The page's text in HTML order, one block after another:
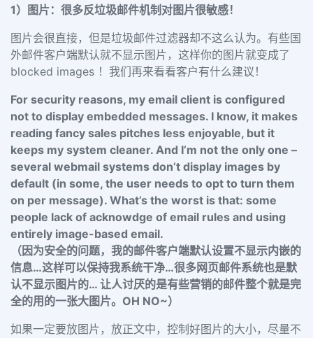
1）图片：很多反垃圾邮件机制对图片很敏感！
图片会很直接，但是垃圾邮件过滤器却不这么认为。有些国
外邮件客户端默认就不显示图片，这样你的图片就变成了
blocked images ！我们再来看看客户有什么建议！
For security reasons, my email client is configured
not to display embedded messages. I know, it makes
reading fancy sales pitches less enjoyable, but it
keeps my system cleaner. And I’m not the only one –
several webmail systems don’t display images by
default (in some, the user needs to opt to turn them
on per message). What’s the worst is that: some
people lack of acknowdge of email rules and using
entirely image-based email.
（因为安全的问题，我的邮件客户端默认设置不显示内嵌的
信息…这样可以保持我系统干净…很多网页邮件系统也是默
认不显示图片的… 让人讨厌的是有些营销的邮件整个就是完
全的用的一张大图片。OH NO~）
如果一定要放图片，放正文中，控制好图片的大小，尽量不